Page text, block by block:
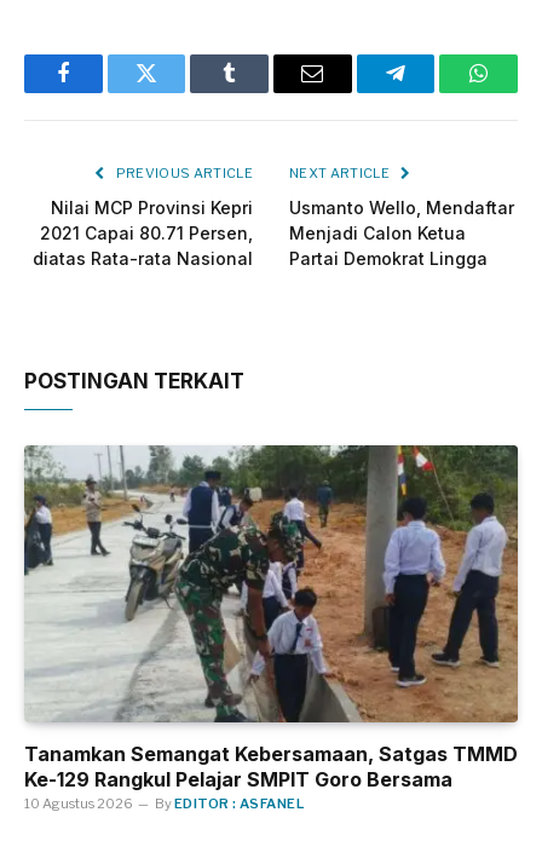
FacebookTwitter Tumblr Email Telegram
PREVIOUS ARTICLE
Nilai MCP Provinsi Kepri
2021 Capai 80.71 Persen,
diatas Rata-rata Nasional
NEXT ARTICLE
Usmanto Wello, Mendaftar
Menjadi Calon Ketua
Partai Demokrat Lingga
POSTINGAN TERKAIT
Tanamkan Semangat Kebersamaan, Satgas TMMD
Ke-129 Rangkul Pelajar SMPIT Goro Bersama
10 Agustus 2026 ByEDITOR : ASFANEL